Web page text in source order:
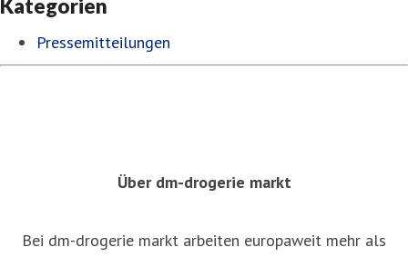
Kategorien
Pressemitteilungen
Über dm-drogerie markt
Bei dm-drogerie markt arbeiten europaweit mehr als